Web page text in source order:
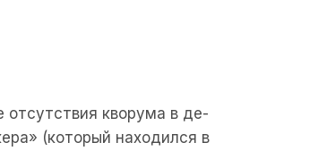
кворума в де-
(который находился в